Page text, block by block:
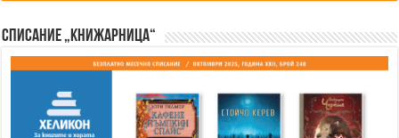
Списание „Книжарница“